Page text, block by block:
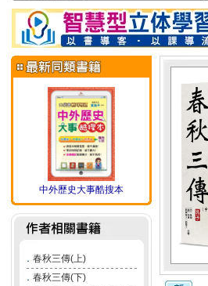
中外歷史大事酷搜本
． 春秋三傳(上)
． 春秋三傳(下)